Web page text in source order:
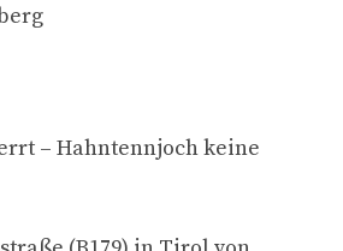
– Hahntennjoch keine